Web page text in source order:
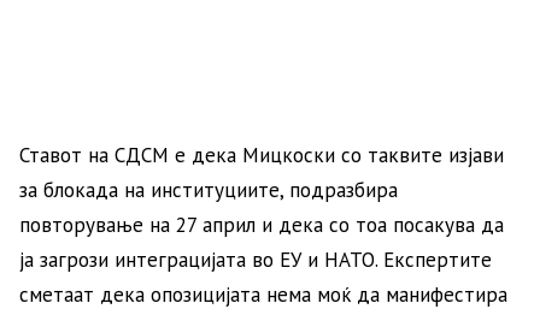
Ставот на СДСМ е дека Мицкоски со таквите изјави
за блокада на институциите, подразбира
повторување на 27 април и дека со тоа посакува да
ја загрози интеграцијата во ЕУ и НАТО. Експертите
сметаат дека опозицијата нема моќ да манифестира